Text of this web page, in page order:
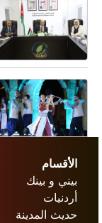
الأقسام
بيني و بينك
أردنيات
حديث المدينة